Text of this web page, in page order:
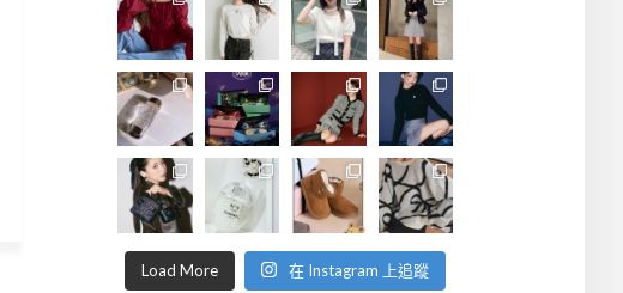
Load More 在 Instagram 上追蹤